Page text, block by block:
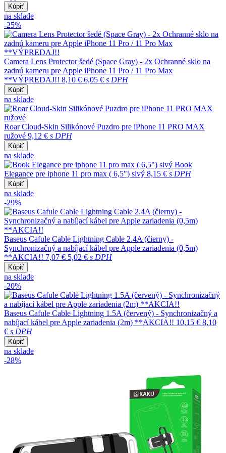
Kúpiť
na sklade
-25%
Camera Lens Protector šedé (Space Gray) - 2x Ochranné sklo na
zadnú kameru pre Apple iPhone 11 Pro / 11 Pro Max
**VÝPREDAJ!! 8,10 € 6,05 € s DPH
Kúpiť
na sklade
Roar Cloud-Skin Silikónové Puzdro pre iPhone 11 PRO MAX
ružové 9,12 € s DPH
Kúpiť
na sklade
Book
Elegance pre iphone 11 pro max ( 6,5") sivý 8,15 € s DPH
Kúpiť
na sklade
-29%
Baseus Cafule Cable Lightning Cable 2.4A (čierny) -
Synchronizačný a nabíjací kábel pre Apple zariadenia (0,5m)
**AKCIA!! 7,07 € 5,02 € s DPH
Kúpiť
na sklade
-20%
Baseus Cafule Cable Lightning 1.5A (červený) - Synchronizačný a
nabíjací kábel pre Apple zariadenia (2m) **AKCIA!! 10,15 € 8,10
€ s DPH
Kúpiť
na sklade
-28%